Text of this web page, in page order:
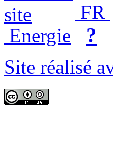
FR
Energie
?
Site réalisé